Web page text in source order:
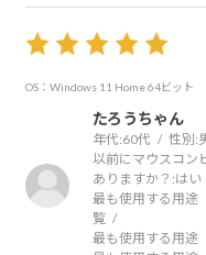
OS：Windows 11 Home 64ビット
たろうちゃん
年代:60代 性別:
以前にマウスコン
ありますか？:はい
最も使用する用途
覧
最も使用する用途